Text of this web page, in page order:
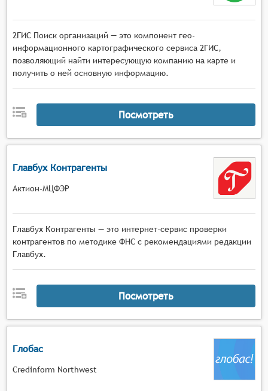
2ГИС Поиск организаций — это компонент гео-
информационного картографического сервиса 2ГИС,
позволяющий найти интересующую компанию на карте и
получить о ней основную информацию.
Посмотреть
Главбух Контрагенты
Актион-МЦФЭР
Главбух Контрагенты — это интернет-сервис проверки
контрагентов по методике ФНС с рекомендациями редакции
Главбух.
Посмотреть
Глобас
Credinform Northwest